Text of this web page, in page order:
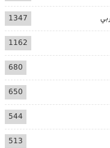
1347
1162
680
650
544
513